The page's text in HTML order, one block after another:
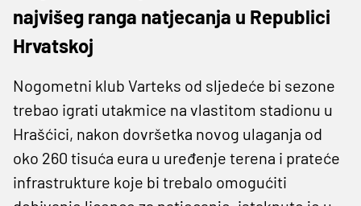
najvišeg ranga natjecanja u Republici
Hrvatskoj
Nogometni klub Varteks od sljedeće bi sezone
trebao igrati utakmice na vlastitom stadionu u
Hrašćici, nakon dovršetka novog ulaganja od
oko 260 tisuća eura u uređenje terena i prateće
infrastrukture koje bi trebalo omogućiti